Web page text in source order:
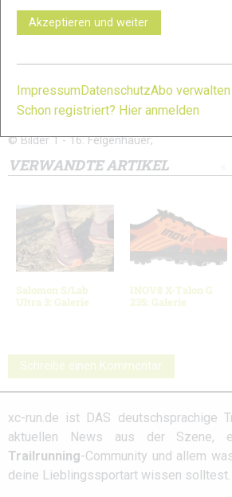
15
© Bilder 1 - 16: Felgenhauer;
VERWANDTE ARTIKEL
Salomon S/Lab
Ultra 3: Galerie
INOV8 X-Talon G
235: Galerie
Schreibe einen Kommentar
xc-run.de ist DAS deutschsprachige
aktuellen News aus der Szene,
Trailrunning-Community und allem
deine Lieblingssportart wissen solltest.
Akzeptieren und weiter
ImpressumDatenschutzAbo verwalten
Schon registriert? Hier anmelden